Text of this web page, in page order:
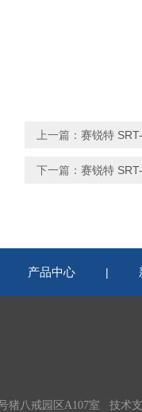
上一篇： 赛锐特
下一篇： 赛锐特
产品中心 |
猪八戒园区A107室 技术